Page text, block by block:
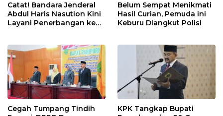
Catat! Bandara Jenderal
Abdul Haris Nasution Kini
Layani Penerbangan ke
Belum Sempat Menikmati
Hasil Curian, Pemuda ini
Keburu Diangkut Polisi
Cegah Tumpang Tindih
KPK Tangkap Bupati